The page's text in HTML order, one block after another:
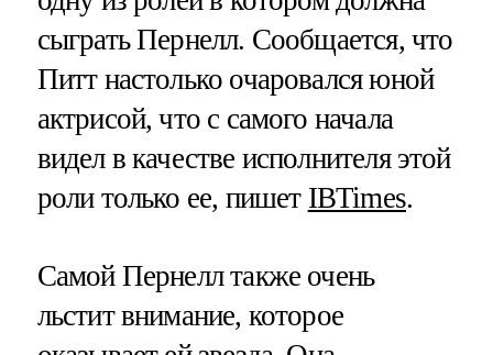
сыграть Пернелл. Сообщается, что
Питт настолько очаровался юной
актрисой, что с самого начала
видел в качестве исполнителя этой
роли только ее, пишет IBTimes.
Самой Пернелл также очень
льстит внимание, которое